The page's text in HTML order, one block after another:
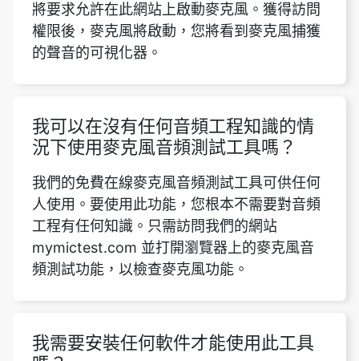
將要求允許在此網站上啟動麥克風。獲得訪問
權限後，麥克風將啟動，您將看到麥克風捕獲
的聲音的可視化器。
我可以在沒有任何音頻工程知識的情
況下使用麥克風音頻測試工具嗎？
我們的免費在線麥克風音頻測試工具可供任何
人使用。要使用此功能，您根本不需要對音頻
工程有任何知識。只需訪問我們的網站
mymictest.com 並打開瀏覽器上的麥克風音
頻測試功能，以檢查麥克風功能。
我需要安裝任何軟件才能使用此工具